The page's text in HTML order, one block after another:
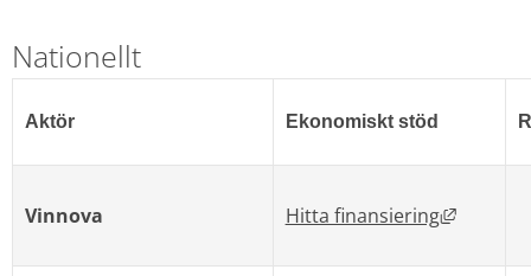
Nationellt
Aktör Ekonomiskt stöd
Vinnova Hitta finansiering Länk till